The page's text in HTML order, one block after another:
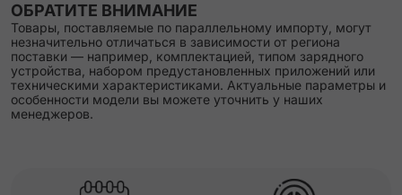
ОБРАТИТЕ ВНИМАНИЕ
Товары, поставляемые по параллельному импорту, могут
незначительно отличаться в зависимости от региона
поставки — например, комплектацией, типом зарядного
устройства, набором предустановленных приложений или
техническими характеристиками. Актуальные параметры и
особенности модели вы можете уточнить у наших
менеджеров.